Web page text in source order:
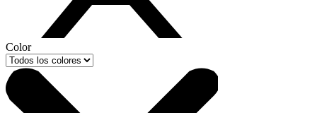
Color